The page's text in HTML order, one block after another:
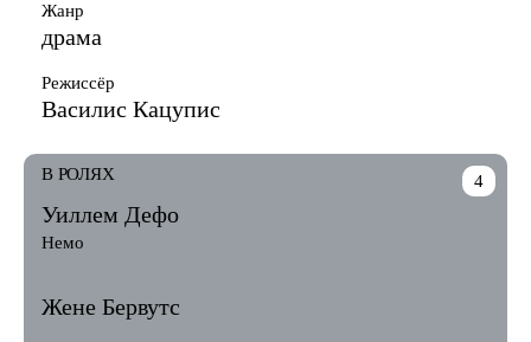
Жанр
драма
Режиссёр
Василис Кацупис
4
В РОЛЯХ
Уиллем Дефо
Немо
Жене Бервутс